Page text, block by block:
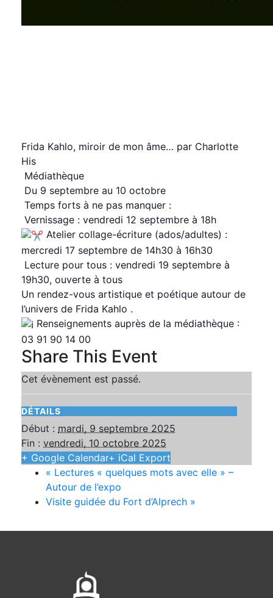
Frida Kahlo, miroir de mon âme… par Charlotte
His
Médiathèque
Du 9 septembre au 10 octobre
Temps forts à ne pas manquer :
Vernissage : vendredi 12 septembre à 18h
Atelier collage-écriture (ados/adultes) :
mercredi 17 septembre de 14h30 à 16h30
Lecture pour tous : vendredi 19 septembre à
19h30, ouverte à tous
Un rendez-vous artistique et poétique autour de
l’univers de Frida Kahlo .
Renseignements auprès de la médiathèque :
03 91 90 14 00
Share This Event
Cet évènement est passé.
DÉTAILS
Début : mardi, 9 septembre 2025
Fin : vendredi, 10 octobre 2025
+ Google Calendar+ iCal Export
« Lectures « quelques mots avec elle » –
Autour de l’expo
Visite guidée du Fort d’Alprech »